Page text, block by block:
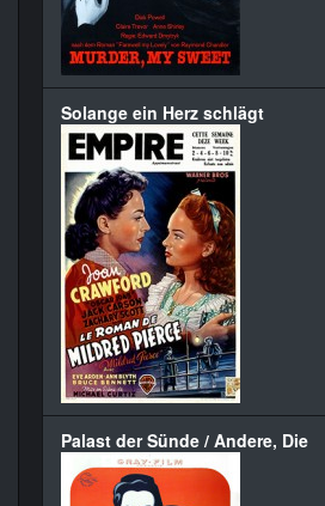
Solange ein Herz schlägt
Palast der Sünde / Andere, Die